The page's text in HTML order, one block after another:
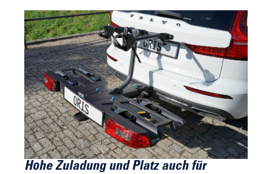
Hohe Zuladung und Platz auch für